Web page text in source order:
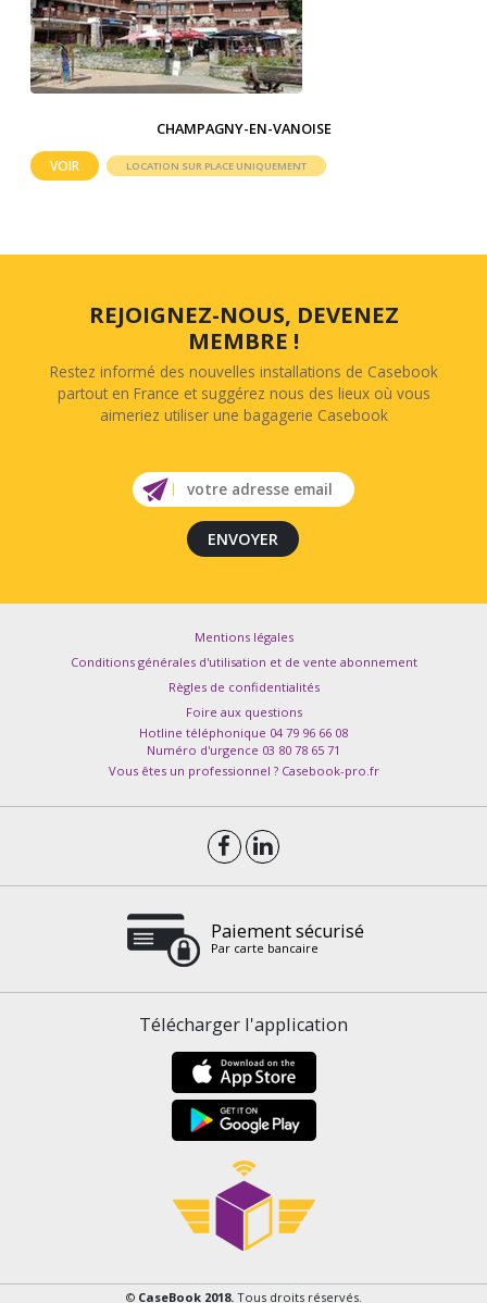
CHAMPAGNY-EN-VANOISE
VOIR LOCATION SUR PLACE UNIQUEMENT
REJOIGNEZ-NOUS, DEVENEZ
MEMBRE !
Restez informé des nouvelles installations de Casebook
partout en France et suggérez nous des lieux où vous
aimeriez utiliser une bagagerie Casebook
Mentions légales
Conditions générales d'utilisation et de vente abonnement
Règles de confidentialités
Foire aux questions
Hotline téléphonique 04 79 96 66 08
Numéro d'urgence 03 80 78 65 71
Vous êtes un professionnel ? Casebook-pro.fr
Paiement sécurisé
Par carte bancaire
Télécharger l'application
© CaseBook 2018.Tous droits réservés.